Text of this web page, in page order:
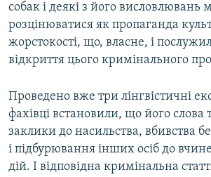
собак і деякі з його висловлювань
розцінюватися як пропаганда
жорстокості, що, власне, і
відкриття цього кримінального
Проведено вже три лінгвістичні
фахівці встановили, що його слова
заклики до насильства, вбивства
і підбурювання інших осіб до
дій. І відповідна кримінальна